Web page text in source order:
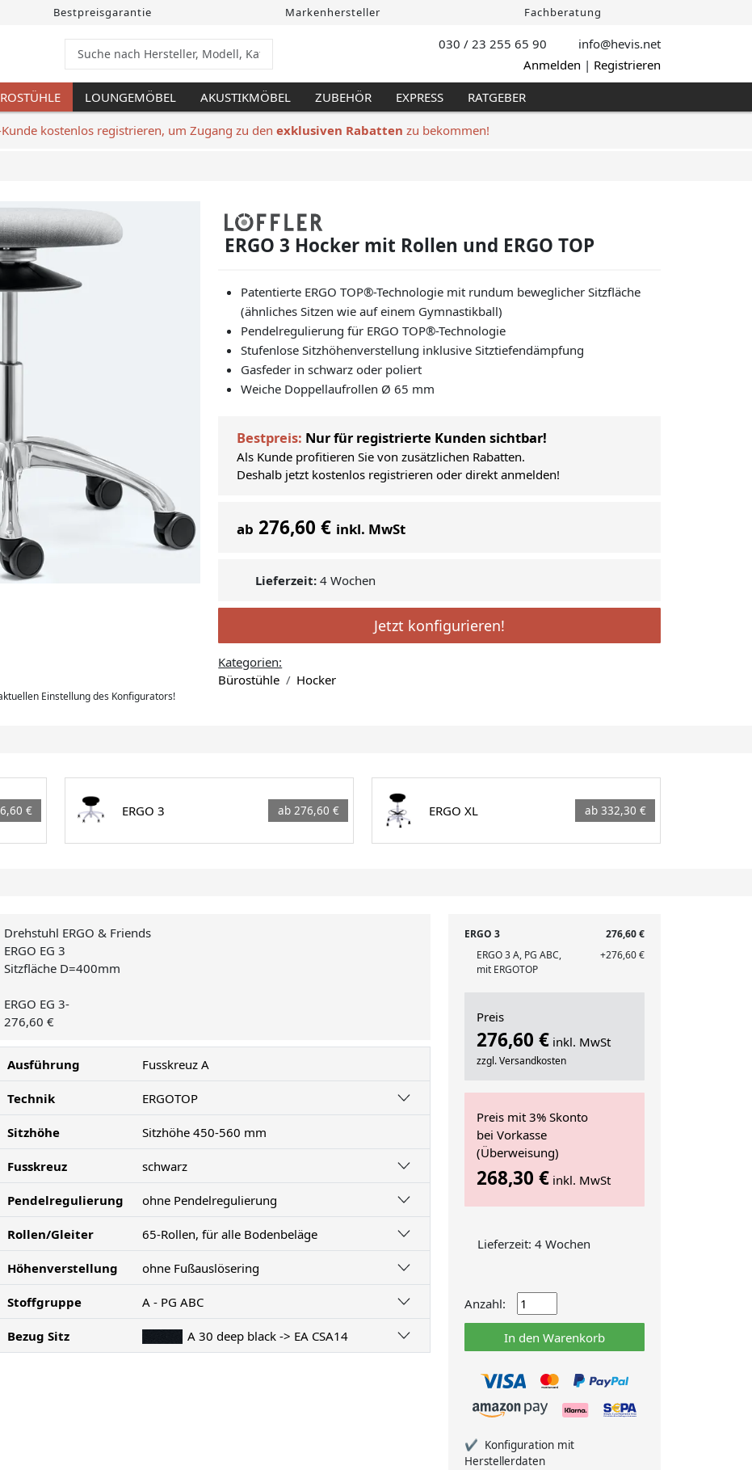
Bestpreisgarantie Markenhersteller Fachberatung
030 / 23 255 65 90 info@hevis.net
Anmelden | Registrieren
LOUNGEMÖBEL AKUSTIKMÖBEL ZUBEHÖR EXPRESS RATGEBER
Kunde kostenlos registrieren, um Zugang zu den exklusiven Rabatten zu bekommen!
Einstellung des Konfigurators!
ERGO 3 Hocker mit Rollen und ERGO TOP
Patentierte ERGO TOP®-Technologie mit rundum beweglicher Sitzfläche
(ähnliches Sitzen wie auf einem Gymnastikball)
Pendelregulierung für ERGO TOP®-Technologie
Stufenlose Sitzhöhenverstellung inklusive Sitztiefendämpfung
Gasfeder in schwarz oder poliert
Weiche Doppellaufrollen Ø 65 mm
Bestpreis: Nur für registrierte Kunden sichtbar!
Als Kunde profitieren Sie von zusätzlichen Rabatten.
Deshalb jetzt kostenlos registrieren oder direkt anmelden!
ab 276,60 € inkl. MwSt
Lieferzeit: 4 Wochen
Jetzt konfigurieren!
Kategorien:
Bürostühle
Hocker
€ ERGO 3 ab 276,60 € ERGO XL ab 332,30 €
Drehstuhl ERGO & Friends
ERGO EG 3
Sitzfläche D=400mm
ERGO EG 3-
276,60 €
Ausführung Fusskreuz A
Technik ERGOTOP
Sitzhöhe Sitzhöhe 450-560 mm
Fusskreuz schwarz
Pendelregulierung ohne Pendelregulierung
Rollen/Gleiter 65-Rollen, für alle Bodenbeläge
Höhenverstellung ohne Fußauslösering
Stoffgruppe A - PG ABC
Bezug Sitz A 30 deep black -> EA CSA14
ERGO 3
276,60 €
ERGO 3 A, PG ABC,
mit ERGOTOP
+276,60 €
Preis
276,60 € inkl. MwSt
zzgl. Versandkosten
Preis mit 3% Skonto
bei Vorkasse
(Überweisung)
268,30 € inkl. MwSt
Lieferzeit: 4 Wochen
Anzahl:
In den Warenkorb
Konfiguration mit
Herstellerdaten